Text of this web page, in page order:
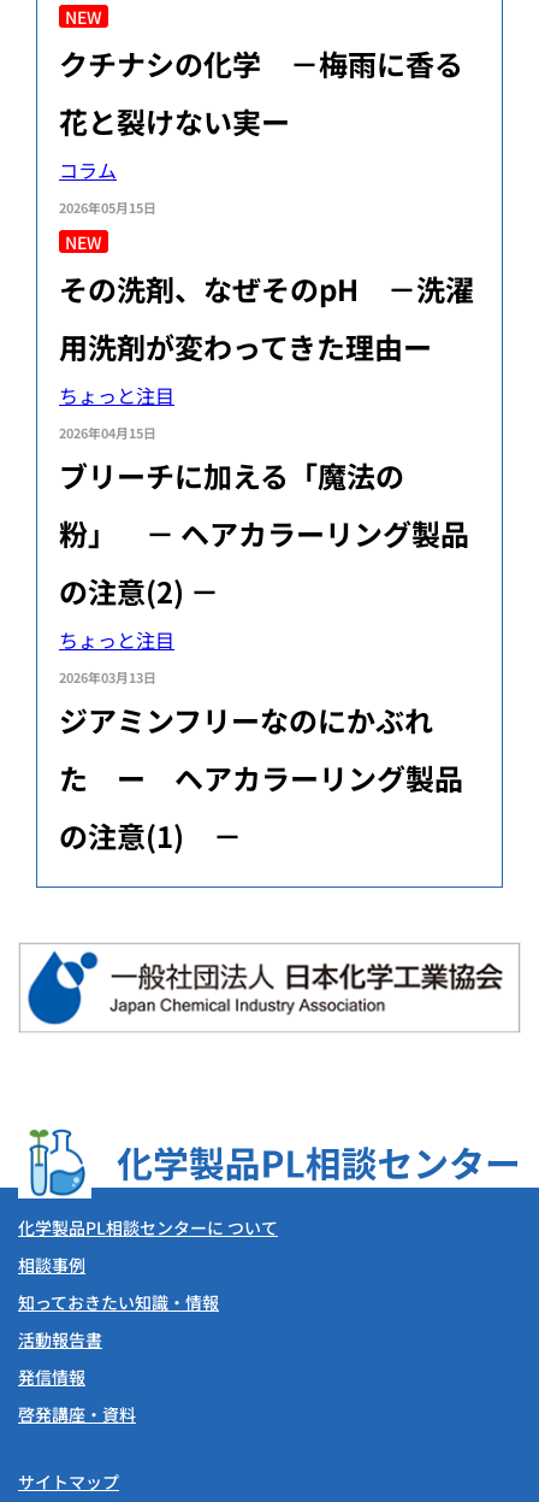
NEW
クチナシの化学 －梅雨に香る
花と裂けない実ー
コラム
2026年05月15日
NEW
その洗剤、なぜそのpH －洗濯
用洗剤が変わってきた理由ー
ちょっと注目
2026年04月15日
ブリーチに加える「魔法の
粉」 － ヘアカラーリング製品
の注意(2) －
ちょっと注目
2026年03月13日
ジアミンフリーなのにかぶれ
た ー ヘアカラーリング製品
の注意(1) －
化学製品PL相談センターに ついて
相談事例
知っておきたい知識・情報
活動報告書
発信情報
啓発講座・資料
サイトマップ